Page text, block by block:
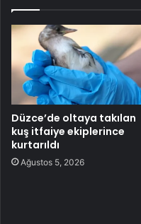
Düzce’de oltaya takılan
kuş itfaiye ekiplerince
kurtarıldı
Ağustos 5, 2026